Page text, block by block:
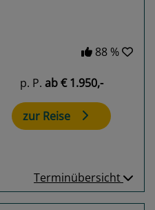
88 %
p. P. ab€ 1.950,-
zur Reise
Terminübersicht